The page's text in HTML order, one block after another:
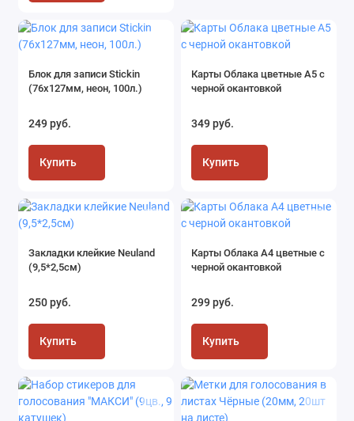
Блок для записи Stickin
(76x127мм, неон, 100л.)
249 руб.
Купить
Карты Облака цветные А5 с
черной окантовкой
349 руб.
Купить
Закладки клейкие Neuland
(9,5*2,5см)
250 руб.
Купить
Карты Облака А4 цветные с
черной окантовкой
299 руб.
Купить